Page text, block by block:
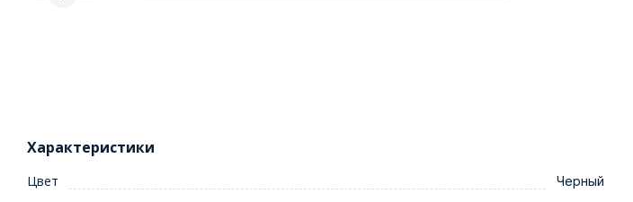
Характеристики
Цвет Черный